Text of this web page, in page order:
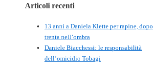
Articoli recenti
13 anni a Daniela Klette per rapine, dopo
trenta nell’ombra
Daniele Biacchessi: le responsabilità
dell’omicidio Tobagi